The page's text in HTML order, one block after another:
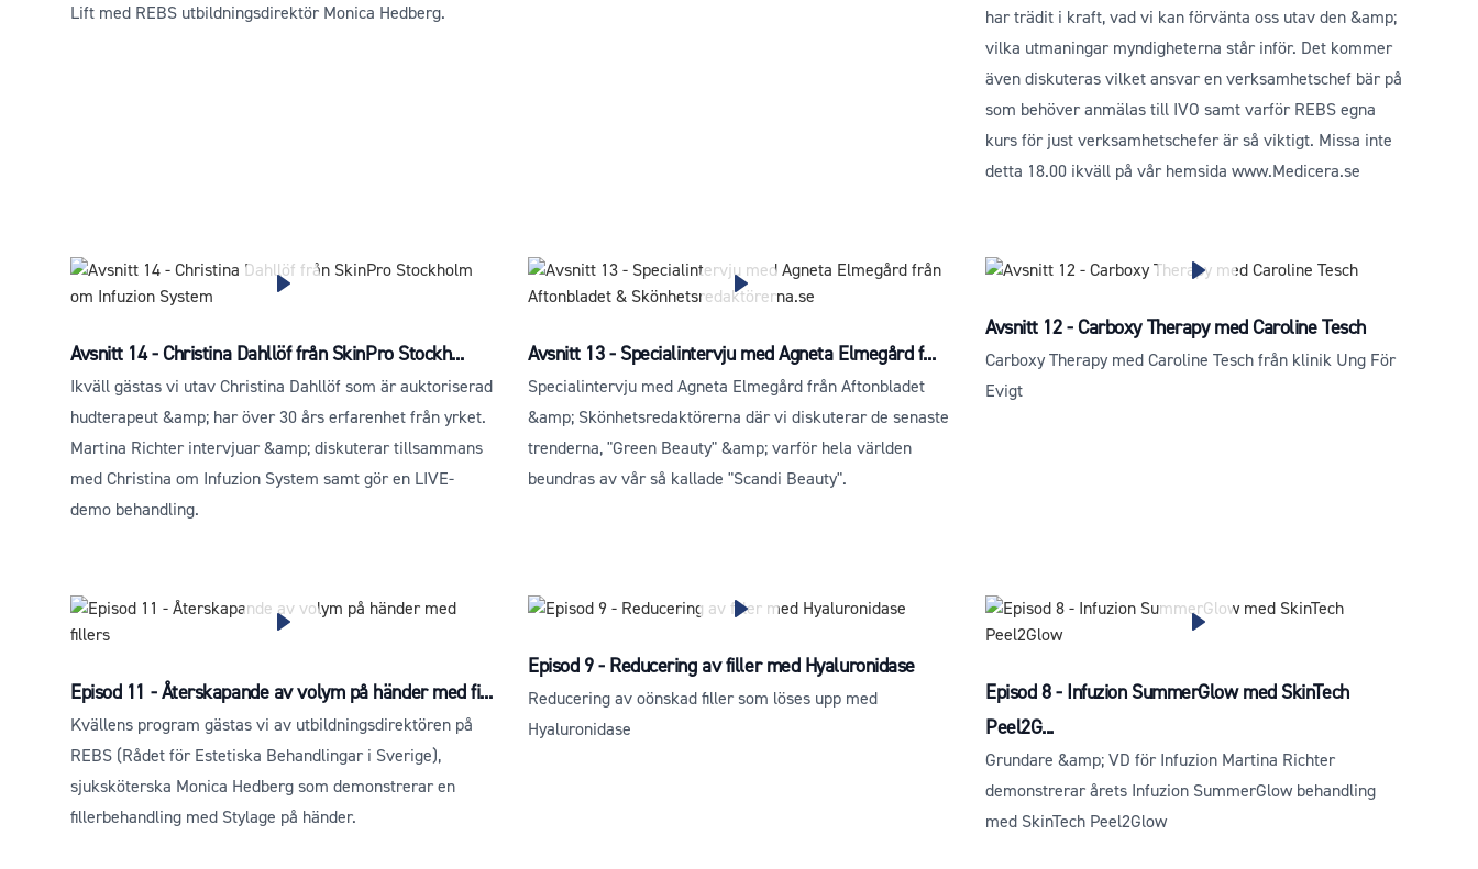
Lift med REBS utbildningsdirektör Monica Hedberg.
har trädit i kraft, vad vi kan förvänta oss utav den &amp;
vilka utmaningar myndigheterna står inför. Det kommer
även diskuteras vilket ansvar en verksamhetschef bär på
som behöver anmälas till IVO samt varför REBS egna
kurs för just verksamhetschefer är så viktigt. Missa inte
detta 18.00 ikväll på vår hemsida www.Medicera.se
Avsnitt 14 - Christina Dahllöf från SkinPro Stockh...
Ikväll gästas vi utav Christina Dahllöf som är auktoriserad
hudterapeut &amp; har över 30 års erfarenhet från yrket.
Martina Richter intervjuar &amp; diskuterar tillsammans
med Christina om Infuzion System samt gör en LIVE-
demo behandling.
Avsnitt 13 - Specialintervju med Agneta Elmegård f...
Specialintervju med Agneta Elmegård från Aftonbladet
&amp; Skönhetsredaktörerna där vi diskuterar de senaste
trenderna, "Green Beauty" &amp; varför hela världen
beundras av vår så kallade "Scandi Beauty".
Avsnitt 12 - Carboxy Therapy med Caroline Tesch
Carboxy Therapy med Caroline Tesch från klinik Ung För
Evigt
Episod 11 - Återskapande av volym på händer med fi...
Kvällens program gästas vi av utbildningsdirektören på
REBS (Rådet för Estetiska Behandlingar i Sverige),
sjuksköterska Monica Hedberg som demonstrerar en
fillerbehandling med Stylage på händer.
Episod 9 - Reducering av filler med Hyaluronidase
Reducering av oönskad filler som löses upp med
Hyaluronidase
Episod 8 - Infuzion SummerGlow med SkinTech
Peel2G...
Grundare &amp; VD för Infuzion Martina Richter
demonstrerar årets Infuzion SummerGlow behandling
med SkinTech Peel2Glow